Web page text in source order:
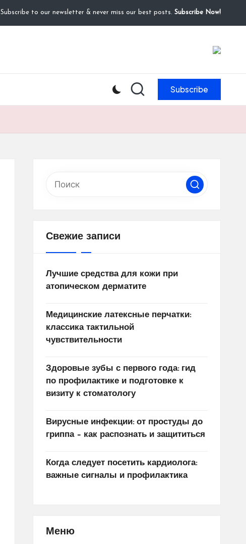
Subscribe to our newsletter & never miss our best posts. Subscribe Now!
Subscribe
Свежие записи
Лучшие средства для кожи при
атопическом дерматите
Медицинские латексные перчатки:
классика тактильной
чувствительности
Здоровые зубы с первого года: гид
по профилактике и подготовке к
визиту к стоматологу
Вирусные инфекции: от простуды до
гриппа – как распознать и защититься
Когда следует посетить кардиолога:
важные сигналы и профилактика
Меню